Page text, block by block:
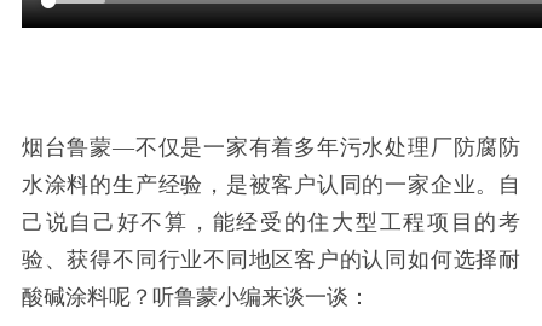
烟台鲁蒙—不仅是一家有着多年污水处理厂防腐防
水涂料的生产经验，是被客户认同的一家企业。自
己说自己好不算，能经受的住大型工程项目的考
验、获得不同行业不同地区客户的认同如何选择耐
酸碱涂料呢？听鲁蒙小编来谈一谈：